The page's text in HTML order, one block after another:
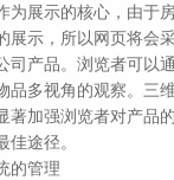
为展示的核心，由于
展示，所以网页将会
司产品。浏览者可以
品多视角的观察。三
著加强浏览者对产品
佳途径。
的管理